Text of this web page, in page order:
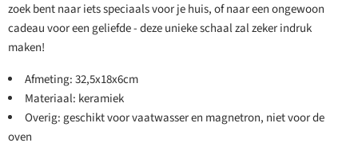
zoek bent naar iets speciaals voor je huis, of naar een ongewoon
cadeau voor een geliefde - deze unieke schaal zal zeker indruk
maken!
Afmeting: 32,5x18x6cm
Materiaal: keramiek
Overig: geschikt voor vaatwasser en magnetron, niet voor de
oven